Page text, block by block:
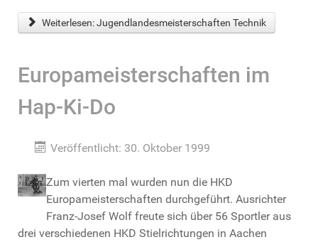
Weiterlesen: Jugendlandesmeisterschaften Technik
Europameisterschaften im
Hap-Ki-Do
Veröffentlicht: 30. Oktober 1999
Zum vierten mal wurden nun die HKD
Europameisterschaften durchgeführt. Ausrichter
Franz-Josef Wolf freute sich über 56 Sportler aus
drei verschiedenen HKD Stielrichtungen in Aachen